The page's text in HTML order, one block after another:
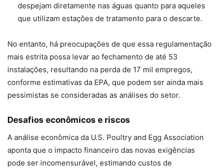
despejam diretamente nas águas quanto para aqueles
que utilizam estações de tratamento para o descarte.
No entanto, há preocupações de que essa regulamentação
mais estrita possa levar ao fechamento de até 53
instalações, resultando na perda de 17 mil empregos,
conforme estimativas da EPA, que podem ser ainda mais
pessimistas se consideradas as análises do setor.
Desafios econômicos e riscos
A análise econômica da U.S. Poultry and Egg Association
aponta que o impacto financeiro das novas exigências
pode ser incomensurável, estimando custos de